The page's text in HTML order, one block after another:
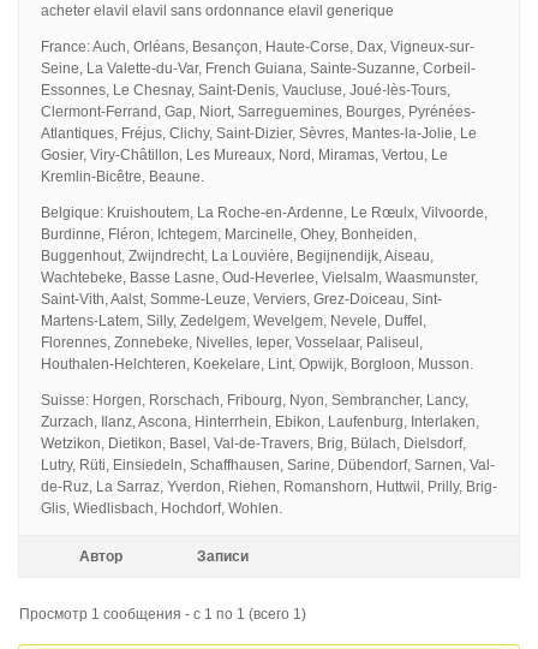
acheter elavil elavil sans ordonnance elavil generique
France: Auch, Orléans, Besançon, Haute-Corse, Dax, Vigneux-sur-
Seine, La Valette-du-Var, French Guiana, Sainte-Suzanne, Corbeil-
Essonnes, Le Chesnay, Saint-Denis, Vaucluse, Joué-lès-Tours,
Clermont-Ferrand, Gap, Niort, Sarreguemines, Bourges, Pyrénées-
Atlantiques, Fréjus, Clichy, Saint-Dizier, Sèvres, Mantes-la-Jolie, Le
Gosier, Viry-Châtillon, Les Mureaux, Nord, Miramas, Vertou, Le
Kremlin-Bicêtre, Beaune.
Belgique: Kruishoutem, La Roche-en-Ardenne, Le Rœulx, Vilvoorde,
Burdinne, Fléron, Ichtegem, Marcinelle, Ohey, Bonheiden,
Buggenhout, Zwijndrecht, La Louvière, Begijnendijk, Aiseau,
Wachtebeke, Basse Lasne, Oud-Heverlee, Vielsalm, Waasmunster,
Saint-Vith, Aalst, Somme-Leuze, Verviers, Grez-Doiceau, Sint-
Martens-Latem, Silly, Zedelgem, Wevelgem, Nevele, Duffel,
Florennes, Zonnebeke, Nivelles, Ieper, Vosselaar, Paliseul,
Houthalen-Helchteren, Koekelare, Lint, Opwijk, Borgloon, Musson.
Suisse: Horgen, Rorschach, Fribourg, Nyon, Sembrancher, Lancy,
Zurzach, Ilanz, Ascona, Hinterrhein, Ebikon, Laufenburg, Interlaken,
Wetzikon, Dietikon, Basel, Val-de-Travers, Brig, Bülach, Dielsdorf,
Lutry, Rüti, Einsiedeln, Schaffhausen, Sarine, Dübendorf, Sarnen, Val-
de-Ruz, La Sarraz, Yverdon, Riehen, Romanshorn, Huttwil, Prilly, Brig-
Glis, Wiedlisbach, Hochdorf, Wohlen.
Автор Записи
Просмотр 1 сообщения - с 1 по 1 (всего 1)